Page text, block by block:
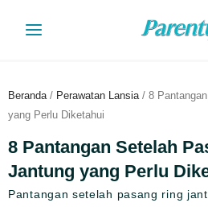
Beranda / Perawatan Lansia / 8
yang Perlu Diketahui
8 Pantangan Setelah
Jantung yang Perlu
Pantangan setelah pasang ring